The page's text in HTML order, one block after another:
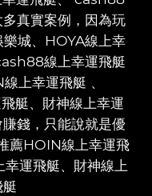
真實案例，因為玩
城、HOYA線上幸
線上幸運飛艇
上幸運飛艇 、
艇、財神線上幸運
錢，只能說就是優
薦HOIN線上幸運飛
運飛艇、財神線上